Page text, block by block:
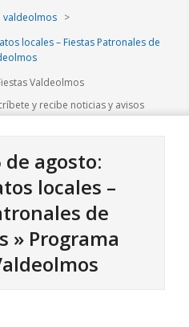
valdeolmos
>
locales – Fiestas Patronales de
Valdeolmos
y recibe noticias y avisos
de agosto:
locales –
de
» Programa